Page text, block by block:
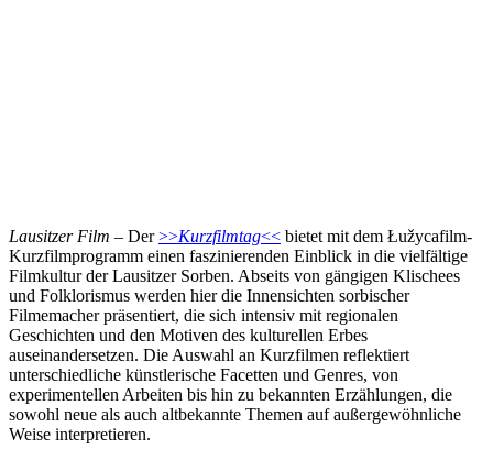
Lausitzer Film – Der>>Kurzfilmtag<< bietet mit dem Łužycafilm-
Kurzfilmprogramm einen faszinierenden Einblick in die vielfältige
Filmkultur der Lausitzer Sorben. Abseits von gängigen Klischees
und Folklorismus werden hier die Innensichten sorbischer
Filmemacher präsentiert, die sich intensiv mit regionalen
Geschichten und den Motiven des kulturellen Erbes
auseinandersetzen. Die Auswahl an Kurzfilmen reflektiert
unterschiedliche künstlerische Facetten und Genres, von
experimentellen Arbeiten bis hin zu bekannten Erzählungen, die
sowohl neue als auch altbekannte Themen auf außergewöhnliche
Weise interpretieren.